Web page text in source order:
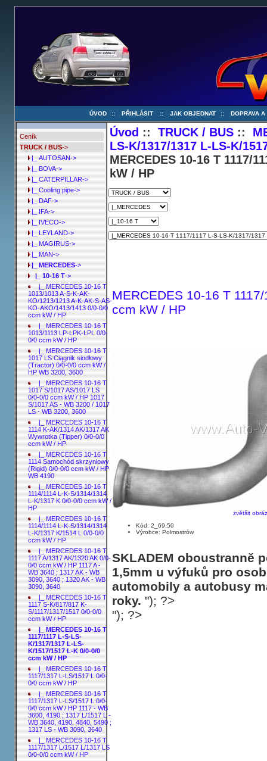
ÚVOD :: PŘIHLÁSIT :: JAK OBJEDNAT :: DOPRAVA A
Ceník
TRUCK / BUS->
|_ AUTOSAN->
|_ BOVA->
|_ CATERPILLAR->
|_ Cooling pipe->
|_ DAF->
|_ IFA->
|_ IVECO->
|_ LEYLAND->
|_ MAGIRUS->
|_ MAN->
|_ MERCEDES->
|_ 10-16 T->
|_ MERCEDES 10-16 T
1013/1013 A-S-K-AK-
KO/1213/1213 A-K-AK-S-AS-
KO-AKO/1413/1413 0/0-0/0
ccm kW / HP
|_ MERCEDES 10-16 T
1013/1113 LP-LPK-LPL 0/0-
0/0 ccm kW / HP
|_ MERCEDES 10-16 T
1017 LS Ciągnik siodłowy
(Tractor) 0/0-0/0 ccm kW /
HP WB 3200, 3600
|_ MERCEDES 10-16 T
1017 S/1017 AS/1017 LS
0/0-0/0 ccm kW / HP 1017
S/1017 AS - WB 3200 / 1017
LS - WB 3200, 3600
|_ MERCEDES 10-16 T
1114 K-AK/1314 AK/1317 AK
Wywrotka (Tipper) 0/0-0/0
ccm kW / HP
|_ MERCEDES 10-16 T
1114 Samochód skrzyniowy
(Rigid) 0/0-0/0 ccm kW / HP
WB 4190
|_ MERCEDES 10-16 T
1114/1114 L-K-S/1314/1314
L-K/1317 K 0/0-0/0 ccm kW /
HP
|_ MERCEDES 10-16 T
1114/1114 L-K-S/1314/1314
L-K/1317 K/1514 L 0/0-0/0
ccm kW / HP
|_ MERCEDES 10-16 T
1117 A/1317 AK/1320 AK 0/0-
0/0 ccm kW / HP 1117 A -
WB 3640 ; 1317 AK - WB
3090, 3640 ; 1320 AK - WB
3090, 3640
|_ MERCEDES 10-16 T
1117 S-K/817/817 K-
S/1117/1317/1517 0/0-0/0
ccm kW / HP
|_ MERCEDES 10-16 T
1117/1117 L-S-LS-
K/1317/1317 L-LS-
K/1517/1517 L-K 0/0-0/0
ccm kW / HP
|_ MERCEDES 10-16 T
1117/1317 L-LS/1517 L 0/0-
0/0 ccm kW / HP
|_ MERCEDES 10-16 T
1117/1317 L-LS/1517 L 0/0-
0/0 ccm kW / HP 1117 - WB
3600, 4190 ; 1317 L/1517 L -
WB 3640, 4190, 4840, 5490 ;
1317 LS - WB 3090, 3640
|_ MERCEDES 10-16 T
1117/1317 L/1517 L/1317 LS
0/0-0/0 ccm kW / HP
Úvod ::TRUCK / BUS ::
LS-K/1317/1317 L-LS-K/
MERCEDES 10-16 T 1117/
kW / HP
MERCEDES 10-16 T
ccm kW / HP
zvětšit
Kód: 2_69.50
Výrobce: Polmostrów
SKLADEM oboustranně
1,5mm u výfuků pro
automobily a autobusy
roky. "); ?>
"); ?>